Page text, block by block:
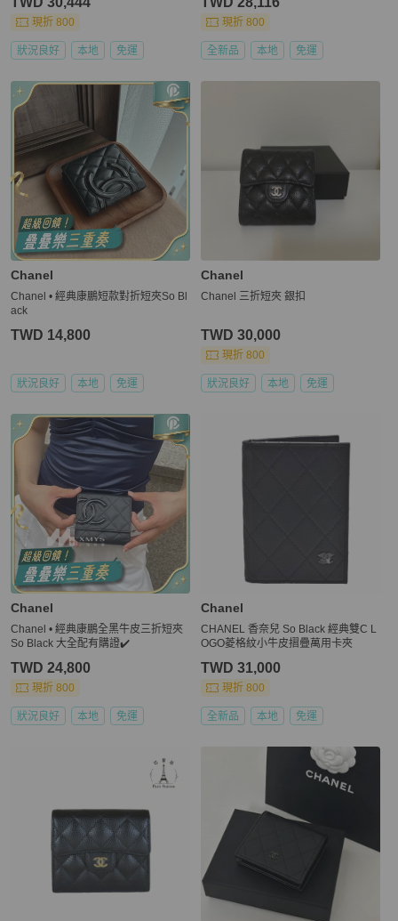
現折 800
狀況良好 本地 免運
現折 800
全新品 本地 免運
Chanel
Chanel • 經典康鵬短款對折短夾So Bl
ack
TWD 14,800
狀況良好 本地 免運
Chanel
Chanel 三折短夾 銀扣
TWD 30,000
現折 800
狀況良好 本地 免運
Chanel
Chanel • 經典康鵬全黑牛皮三折短夾
So Black 大全配有購證✔️
TWD 24,800
現折 800
狀況良好 本地 免運
Chanel
CHANEL 香奈兒 So Black 經典雙C L
OGO菱格紋小牛皮摺疊萬用卡夾
TWD 31,000
現折 800
全新品 本地 免運